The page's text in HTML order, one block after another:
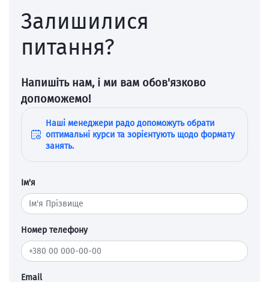
Залишилися
питання?
Напишіть нам, і ми вам обов'язково
допоможемо!
Наші менеджери радо допоможуть обрати
оптимальні курси та зорієнтують щодо формату
занять.
Ім'я
Номер телефону
Email